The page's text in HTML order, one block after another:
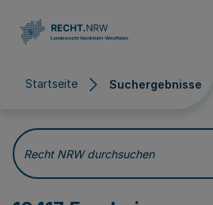
Startseite Suchergebnisse
Suchergebnisse
Recht NRW durchsuchen